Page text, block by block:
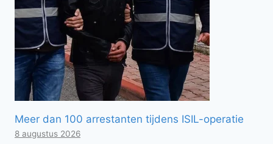
Meer dan 100 arrestanten tijdens ISIL-operatie
8 augustus 2026